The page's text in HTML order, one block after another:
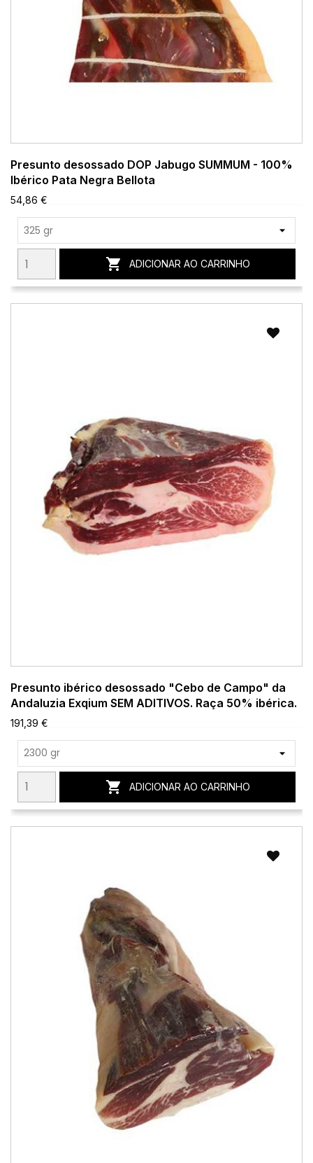
Presunto desossado DOP Jabugo SUMMUM - 100%
Ibérico Pata Negra Bellota
54,86 €
 ADICIONAR AO CARRINHO
Presunto ibérico desossado "Cebo de Campo" da
Andaluzia Exqium SEM ADITIVOS. Raça 50% ibérica.
191,39 €
 ADICIONAR AO CARRINHO